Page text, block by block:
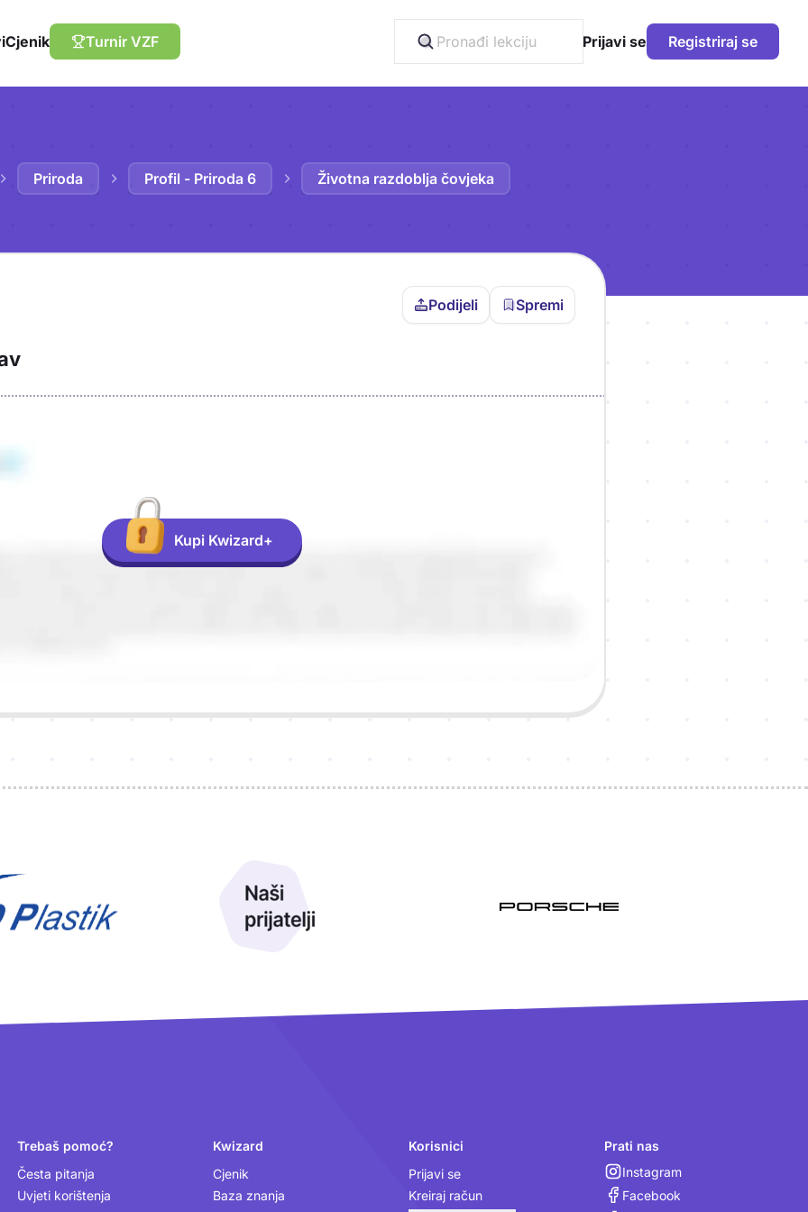
Cjenik Turnir VZF Prijavi se Registriraj se
Priroda Profil - Priroda 6 Životna razdoblja čovjeka
Podijeli Spremi
Kupi Kwizard+
Trebaš pomoć?
Česta pitanja
Uvjeti korištenja
Kwizard
Cjenik
Baza znanja
Korisnici
Prijavi se
Kreiraj račun
Prati nas
Instagram
Facebook